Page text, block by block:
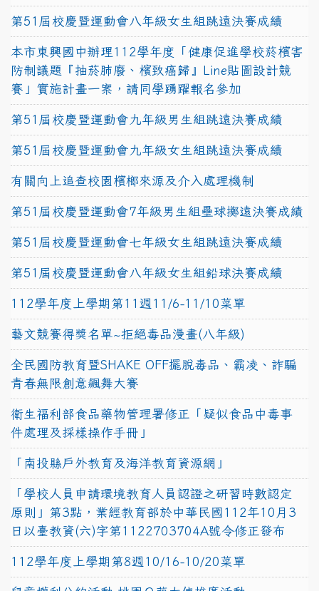
第51屆校慶暨運動會八年級女生組跳遠決賽成績
本市東興國中辦理112學年度「健康促進學校菸檳害
防制議題『抽菸肺廢、檳致癌歸』Line貼圖設計競
賽」實施計畫一案，請同學踴躍報名參加
第51屆校慶暨運動會九年級男生組跳遠決賽成績
第51屆校慶暨運動會九年級女生組跳遠決賽成績
有關向上追查校園檳榔來源及介入處理機制
第51屆校慶暨運動會7年級男生組壘球擲遠決賽成績
第51屆校慶暨運動會七年級女生組跳遠決賽成績
第51屆校慶暨運動會八年級女生組鉛球決賽成績
112學年度上學期第11週11/6-11/10菜單
藝文競賽得獎名單~拒絕毒品漫畫(八年級)
全民國防教育暨SHAKE OFF擺脫毒品、霸凌、詐騙
青春無限創意飆舞大賽
衛生福利部食品藥物管理署修正「疑似食品中毒事
件處理及採樣操作手冊」
「南投縣戶外教育及海洋教育資源網」
「學校人員申請環境教育人員認證之研習時數認定
原則」第3點，業經教育部於中華民國112年10月3
日以臺教資(六)字第1122703704A號令修正發布
112學年度上學期第8週10/16-10/20菜單